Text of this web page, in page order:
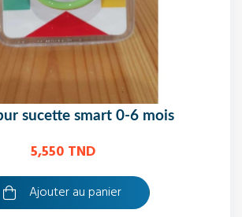
sucette smart 0-6 mois
5,550 TND
Ajouter au panier